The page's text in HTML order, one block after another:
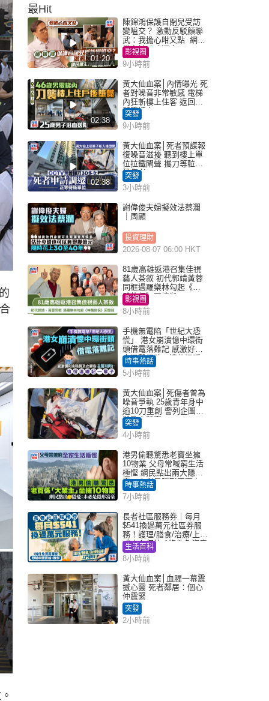
最Hit
01:20
陳錦鴻保護自閉兒受訪
變嗌交？ 激動反駁顏聯
武：我擔心咁又點 網民
批主持咄咄逼人
影視圈
9小時前
02:38
黃大仙血案│內情曝光 死
者對噪音非常敏感 電梯
內狂斬樓上住客 返回住
所墮樓亡
突發
9小時前
02:38
黃大仙血案│死者預謀報
復噪音滋擾 聽到樓上單
位拉鐵閘聲 攜刀等𨋢伏
擊傷者
突發
3小時前
謝偉俊夫婦擬效法蔡瀾
｜周顯
投資理財
2026-08-07 06:00 HKT
81歲高雄返港召集佳視
藝人茶敘 初代郭靖黃蓉
同框遇羅樂林勾起《神
鵰俠侶》回憶殺
影視圈
8小時前
手機無電陷「世紀大恐
慌」 港女崩潰憶中環街
頭借電落難記 感激好心
人溫馨相助：這份溫暖
記一輩子｜Juicy叮
時事熱話
5小時前
黃大仙血案│死傷者曾為
噪音爭執 25歲青年身中
逾10刀重創 警列企圖謀
殺及自殺案
突發
4小時前
港男偷聽驚悉老竇坐擁
10物業 父母常喊窮生活
極慳 網民點出兩大隱
憂：未必是隱形富豪｜
Juicy叮
時事熱話
7小時前
長者社區服務券｜每月
$541換過萬元社區券服
務！護理/膳食/治療/上門
或中心任揀 1條件免資產
審查（附申請資格及教
學）
生活百科
8小時前
黃大仙血案│血腥一幕震
撼心靈 死者鄰居：個心
仲震緊
突發
2小時前